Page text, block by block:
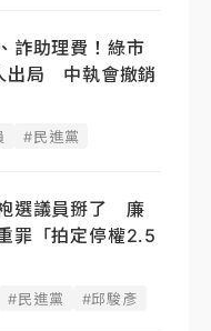
詐助理費！綠市
出局 中執會撤銷
#民進黨
選議員掰了 廉
罪「拍定停權2.5
#民進黨 #邱駿彥